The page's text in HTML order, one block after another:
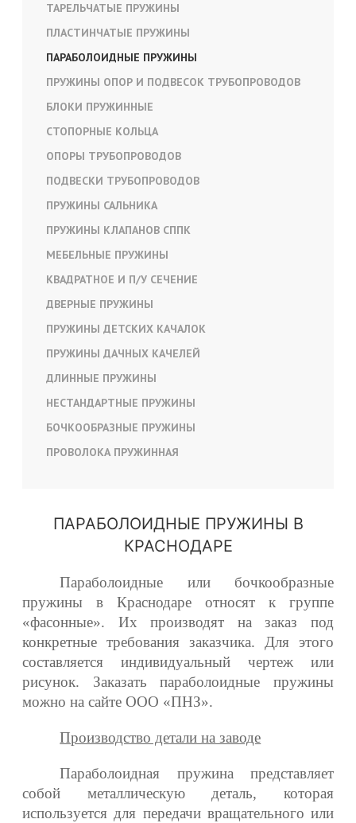
ТАРЕЛЬЧАТЫЕ ПРУЖИНЫ
ПЛАСТИНЧАТЫЕ ПРУЖИНЫ
ПАРАБОЛОИДНЫЕ ПРУЖИНЫ
ПРУЖИНЫ ОПОР И ПОДВЕСОК ТРУБОПРОВОДОВ
БЛОКИ ПРУЖИННЫЕ
СТОПОРНЫЕ КОЛЬЦА
ОПОРЫ ТРУБОПРОВОДОВ
ПОДВЕСКИ ТРУБОПРОВОДОВ
ПРУЖИНЫ САЛЬНИКА
ПРУЖИНЫ КЛАПАНОВ СППК
МЕБЕЛЬНЫЕ ПРУЖИНЫ
КВАДРАТНОЕ И П/У СЕЧЕНИЕ
ДВЕРНЫЕ ПРУЖИНЫ
ПРУЖИНЫ ДЕТСКИХ КАЧАЛОК
ПРУЖИНЫ ДАЧНЫХ КАЧЕЛЕЙ
ДЛИННЫЕ ПРУЖИНЫ
НЕСТАНДАРТНЫЕ ПРУЖИНЫ
БОЧКООБРАЗНЫЕ ПРУЖИНЫ
ПРОВОЛОКА ПРУЖИННАЯ
ПАРАБОЛОИДНЫЕ ПРУЖИНЫ В
КРАСНОДАРЕ
Параболоидные или бочкообразные
пружины в Краснодаре
относят к группе
«фасонные». Их производят на заказ под
конкретные требования заказчика. Для этого
составляется индивидуальный чертеж или
рисунок. Заказать параболоидные пружины
можно на сайте ООО «ПНЗ».
Производство детали на заводе
Параболоидная пружина представляет
собой металлическую деталь, которая
используется для передачи вращательного или